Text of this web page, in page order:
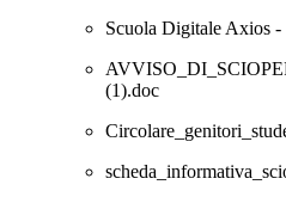
Scuola Digitale Axios -
(1).doc